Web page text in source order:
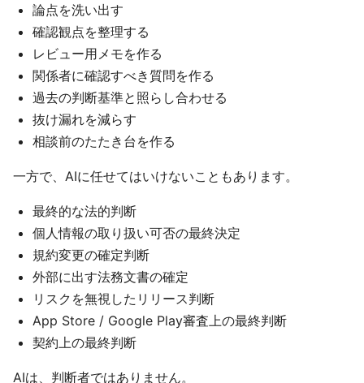
論点を洗い出す
確認観点を整理する
レビュー用メモを作る
関係者に確認すべき質問を作る
過去の判断基準と照らし合わせる
抜け漏れを減らす
相談前のたたき台を作る
一方で、AIに任せてはいけないこともあります。
最終的な法的判断
個人情報の取り扱い可否の最終決定
規約変更の確定判断
外部に出す法務文書の確定
リスクを無視したリリース判断
App Store / Google Play審査上の最終判断
契約上の最終判断
AIは、判断者ではありません。